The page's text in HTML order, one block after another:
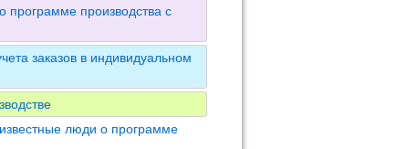
производства с
заказов в индивидуальном
люди о программе